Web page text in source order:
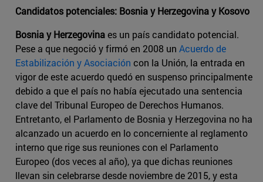
Candidatos potenciales: Bosnia y Herzegovina y Kosovo
Bosnia y Herzegovinaes un país candidato potencial.
Pese a que negoció y firmó en 2008 un Acuerdo de
Estabilización y Asociación con la Unión, la entrada en
vigor de este acuerdo quedó en suspenso principalmente
debido a que el país no había ejecutado una sentencia
clave del Tribunal Europeo de Derechos Humanos.
Entretanto, el Parlamento de Bosnia y Herzegovina no ha
alcanzado un acuerdo en lo concerniente al reglamento
interno que rige sus reuniones con el Parlamento
Europeo (dos veces al año), ya que dichas reuniones
llevan sin celebrarse desde noviembre de 2015, y esta